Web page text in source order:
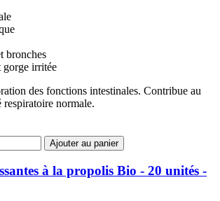
bronches
gorge irritée
des fonctions intestinales. Contribue au
respiratoire normale.
Ajouter au panier
à la propolis Bio - 20 unités -